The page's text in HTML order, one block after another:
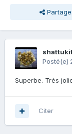
Posté(e)
Superbe. Très
Citer